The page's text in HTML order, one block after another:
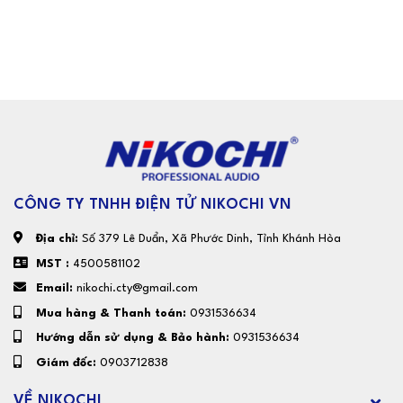
CÔNG TY TNHH ĐIỆN TỬ NIKOCHI VN
Địa chỉ: Số 379 Lê Duẩn, Xã Phước Dinh, Tỉnh Khánh Hòa
MST : 4500581102
Email: nikochi.cty@gmail.com
Mua hàng & Thanh toán: 0931536634
Hướng dẫn sử dụng & Bảo hành: 0931536634
Giám đốc: 0903712838